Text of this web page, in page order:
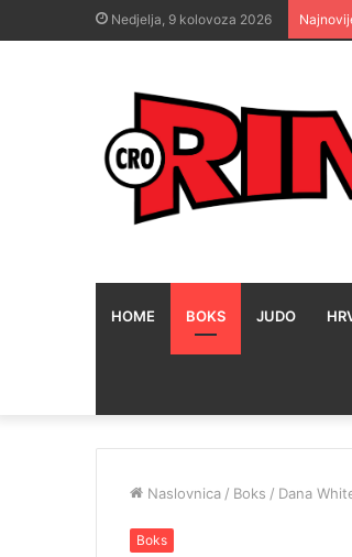
Nedjelja, 9 kolovoza 2026
HOME BOKS JUDO
Naslovnica / Boks / Dana
Boks